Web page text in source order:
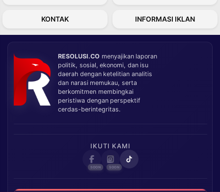
KONTAK INFORMASI IKLAN
RESOLUSI.CO menyajikan laporan
politik, sosial, ekonomi, dan isu
daerah dengan ketelitian analitis
dan narasi memukau, serta
berkomitmen membingkai
peristiwa dengan perspektif
cerdas-berintegritas.
IKUTI KAMI